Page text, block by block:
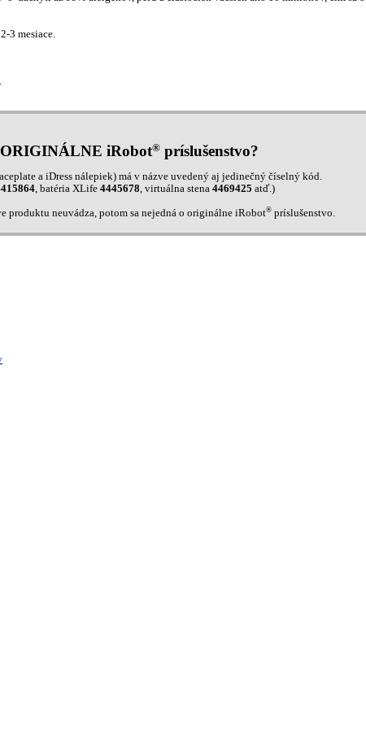
3 mesiace.
iRobot® príslušenstvo?
a iDress nálepiek) má v názve uvedený aj jedinečný číselný kód.
, batéria XLife4445678, virtuálna stena 4469425 atď.)
produktu neuvádza, potom sa nejedná o originálne iRobot® príslušenstvo.